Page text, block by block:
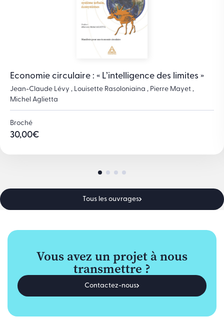
Economie circulaire : « L’intelligence des limites »
Jean-Claude Lévy , Louisette Rasoloniaina , Pierre Mayet ,
Michel Aglietta
Broché
30,00€
Tous les ouvrages
Vous avez un projet à nous
transmettre ?
Contactez-nous